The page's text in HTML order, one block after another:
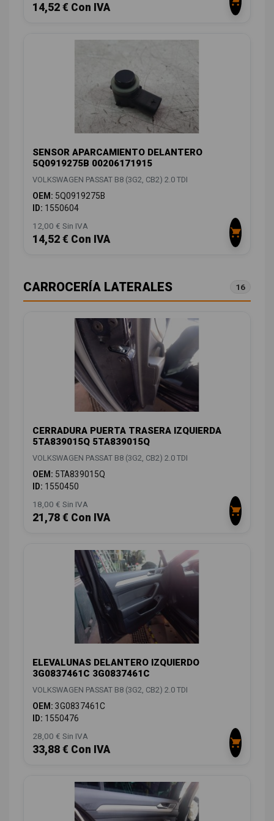
14,52 € Con IVA
SENSOR APARCAMIENTO DELANTERO
5Q0919275B 00206171915
VOLKSWAGEN PASSAT B8 (3G2, CB2) 2.0 TDI
OEM: 5Q0919275B
ID: 1550604
12,00 € Sin IVA
14,52 € Con IVA
CARROCERÍA LATERALES 16
CERRADURA PUERTA TRASERA IZQUIERDA
5TA839015Q 5TA839015Q
VOLKSWAGEN PASSAT B8 (3G2, CB2) 2.0 TDI
OEM: 5TA839015Q
ID: 1550450
18,00 € Sin IVA
21,78 € Con IVA
ELEVALUNAS DELANTERO IZQUIERDO
3G0837461C 3G0837461C
VOLKSWAGEN PASSAT B8 (3G2, CB2) 2.0 TDI
OEM: 3G0837461C
ID: 1550476
28,00 € Sin IVA
33,88 € Con IVA